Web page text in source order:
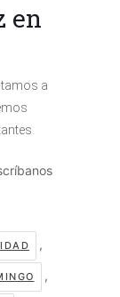
en
a
,
,